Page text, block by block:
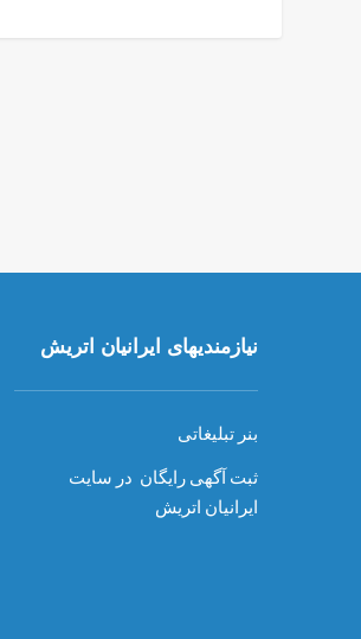
نیازمندیهای ایرانیان اتریش
بنر تبلیغاتی
ثبت آگهی رایگان در سایت
ایرانیان اتریش